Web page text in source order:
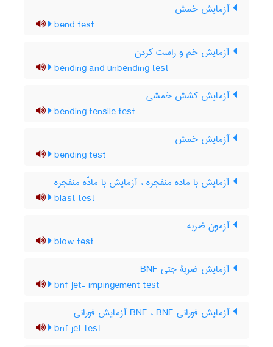
آزمایش خمش
bend test
آزمایش خم و راست کردن
bending and unbending test
آزمایش کشش خمشی
bending tensile test
آزمایش خمش
bending test
آزمایش با ماده منفجره ، آزمایش با مادّه منفجره
blast test
آزمون ضربه
blow test
آزمایش ضربۀ جتی BNF
bnf jet- impingement test
آزمایش فورانی BNF ، BNF آزمایش فورانی
bnf jet test